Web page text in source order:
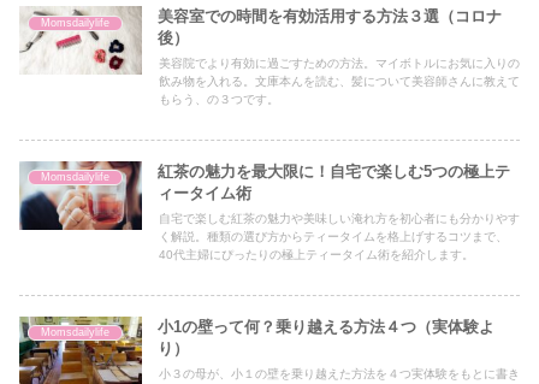
Momsdailylife
美容室での時間を有効活用する方法３選（コロナ
後）
美容院でより有効に過ごすための方法。マイボトルにお気に入りの
飲み物を入れる。文庫本んを読む、髪について美容師さんに教えて
もらう、の３つです。
Momsdailylife
紅茶の魅力を最大限に！自宅で楽しむ5つの極上テ
ィータイム術
自宅で楽しむ紅茶の魅力や美味しい淹れ方を初心者にも分かりやす
く解説。種類の選び方からティータイムを格上げするコツまで、
40代主婦にぴったりの極上ティータイム術を紹介します。
Momsdailylife
小1の壁って何？乗り越える方法４つ（実体験よ
り）
小３の母が、小１の壁を乗り越えた方法を４つ実体験をもとに書き